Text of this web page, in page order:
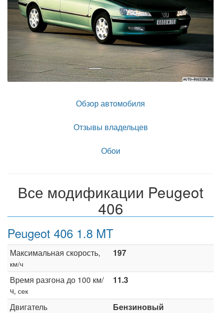
Обзор автомобиля
Отзывы владельцев
Обои
Все модификации Peugeot
406
Peugeot 406 1.8 MT
Максимальная скорость,
км/ч
197
Время разгона до 100 км/
ч, сек
11.3
Двигатель
Бензиновый